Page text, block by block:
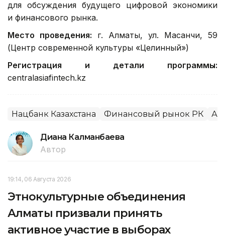
для обсуждения будущего цифровой экономики
и финансового рынка.
Место проведения: г. Алматы, ул. Масанчи, 59
(Центр современной культуры «Целинный»)
Регистрация и детали программы:
centralasiafintech.kz
Нацбанк Казахстана Финансовый рынок РК
Диана Калманбаева
Автор
19:14, 06 Августа 2026
Этнокультурные объединения
Алматы призвали принять
активное участие в выборах